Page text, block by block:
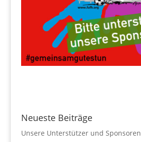
Neueste Beiträge
Unsere Unterstützer und Sponsoren